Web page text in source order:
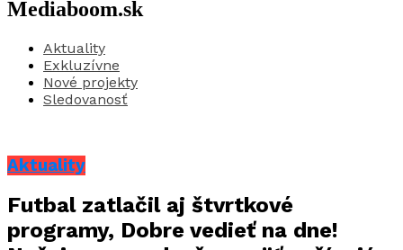
Mediaboom.sk
Aktuality
Exkluzívne
Nové projekty
Sledovanosť
Aktuality
Futbal zatlačil aj štvrtkové
programy, Dobre vedieť na dne!